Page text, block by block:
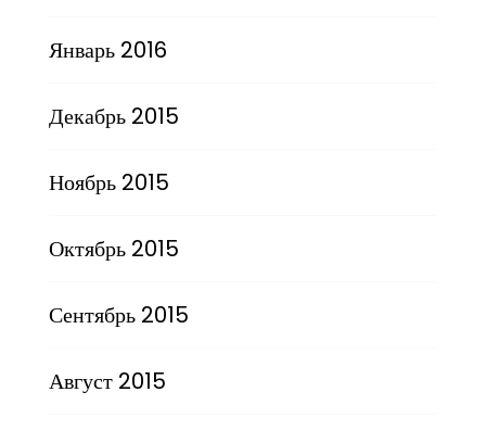
Январь 2016
Декабрь 2015
Ноябрь 2015
Октябрь 2015
Сентябрь 2015
Август 2015